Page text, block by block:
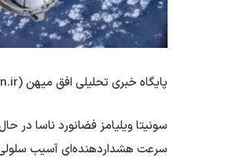
پایگاه خبری تحلیلی افق میهن (ofoghmihan.ir):
سونیتا ویلیامز فضانورد ناسا در
سرعت هشداردهنده‌ای آسیب سلولی